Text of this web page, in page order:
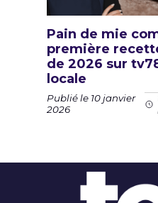
Pain de mie
première
de 2026 sur
locale
Publié le 10 janvier
2026